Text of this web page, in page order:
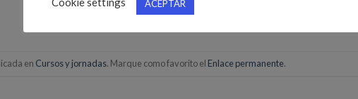
en Cursos y jornadas. Marque como favorito el Enlace permanente.
ACEPTAR